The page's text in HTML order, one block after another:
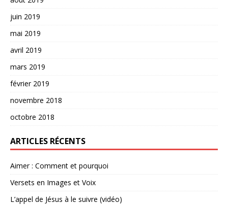
juin 2019
mai 2019
avril 2019
mars 2019
février 2019
novembre 2018
octobre 2018
ARTICLES RÉCENTS
Aimer : Comment et pourquoi
Versets en Images et Voix
L’appel de Jésus à le suivre (vidéo)